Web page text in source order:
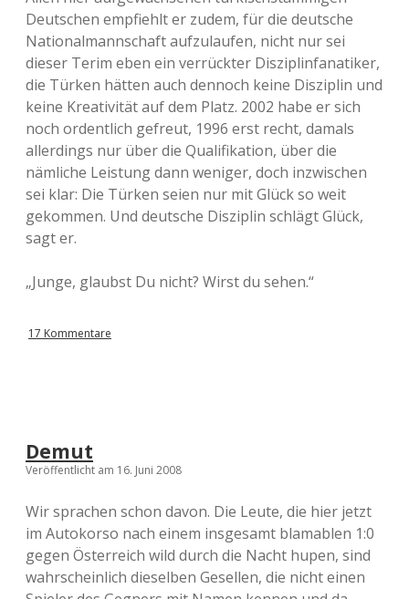
Deutschen empfiehlt er zudem, für die deutsche
Nationalmannschaft aufzulaufen, nicht nur sei
dieser Terim eben ein verrückter Disziplinfanatiker,
die Türken hätten auch dennoch keine Disziplin und
keine Kreativität auf dem Platz. 2002 habe er sich
noch ordentlich gefreut, 1996 erst recht, damals
allerdings nur über die Qualifikation, über die
nämliche Leistung dann weniger, doch inzwischen
sei klar: Die Türken seien nur mit Glück so weit
gekommen. Und deutsche Disziplin schlägt Glück,
sagt er.
„Junge, glaubst Du nicht? Wirst du sehen.“
17 Kommentare
Demut
Veröffentlicht am 16. Juni 2008
Wir sprachen schon davon. Die Leute, die hier jetzt
im Autokorso nach einem insgesamt blamablen 1:0
gegen Österreich wild durch die Nacht hupen, sind
wahrscheinlich dieselben Gesellen, die nicht einen